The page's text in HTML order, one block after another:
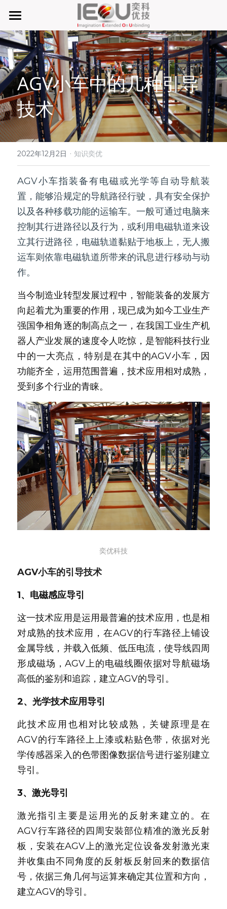
首页
微仓
D系微仓（热销）
产品与服务
单元智能化
单元智慧化
6S精益管理必备品
行业应用及案列
MRO工业物料智能化管理
手机平板智能存储
废旧家电拆解解决方案
商超快递配送解决方案
关于奕优
公司介绍
知识奕优
Lean Manufacturing（精益生产和管理）
新闻动态
联系我们
搜索
AGV小车中的几种引导
技术
2022年12月2日 · 知识奕优
AGV小车指装备有电磁或光学等自动导航装
置，能够沿规定的导航路径行驶，具有安全保护
以及各种移载功能的运输车。一般可通过电脑来
控制其行进路径以及行为，或利用电磁轨道来设
立其行进路径，电磁轨道黏贴于地板上，无人搬
运车则依靠电磁轨道所带来的讯息进行移动与动
作。
当今制造业转型发展过程中，智能装备的发展方
向起着尤为重要的作用，现已成为如今工业生产
强国争相角逐的制高点之一，在我国工业生产机
器人产业发展的速度令人吃惊，是智能科技行业
中的一大亮点，特别是在其中的AGV小车，因
功能齐全，运用范围普遍，技术应用相对成熟，
受到多个行业的青睐。
奕优科技
AGV小车的引导技术
1、电磁感应导引
这一技术应用是运用最普遍的技术应用，也是相
对成熟的技术应用，在AGV的行车路径上铺设
金属导线，并载入低频、低压电流，使导线四周
形成磁场，AGV上的电磁线圈依据对导航磁场
高低的鉴别和追踪，建立AGV的导引。
2、光学技术应用导引
此技术应用也相对比较成熟，关键原理是在
AGV的行车路径上上漆或粘贴色带，依据对光
学传感器采入的色带图像数据信号进行鉴别建立
导引。
3、激光导引
激光指引主要是运用光的反射来建立的。在
AGV行车路径的四周安裝部位精准的激光反射
板，安装在AGV上的激光定位设备发射激光束
并收集由不同角度的反射板反射回来的数据信
号，依据三角几何与运算来确定其位置和方向，
建立AGV的导引。